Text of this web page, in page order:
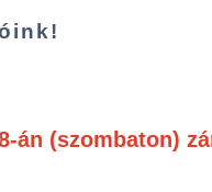
án (szombaton)